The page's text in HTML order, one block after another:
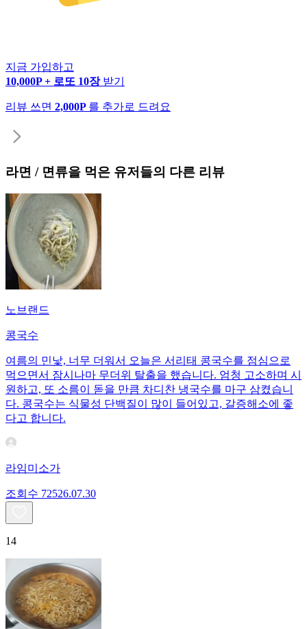
지금 가입하고
10,000P + 로또 10장 받기
리뷰 쓰면 2,000P 를 추가로 드려요
라면 / 면류을 먹은 유저들의 다른 리뷰
노브랜드
콩국수
여름의 민낯, 너무 더워서 오늘은 서리태 콩국수를 점심으로
먹으면서 잠시나마 무더위 탈출을 했습니다. 엄청 고소하며 시
원하고, 또 소름이 돋을 만큼 차디찬 냉국수를 마구 삼켰습니
다. 콩국수는 식물성 단백질이 많이 들어있고, 갈증해소에 좋
다고 합니다.
라임미소가
조회수 72526.07.30
14